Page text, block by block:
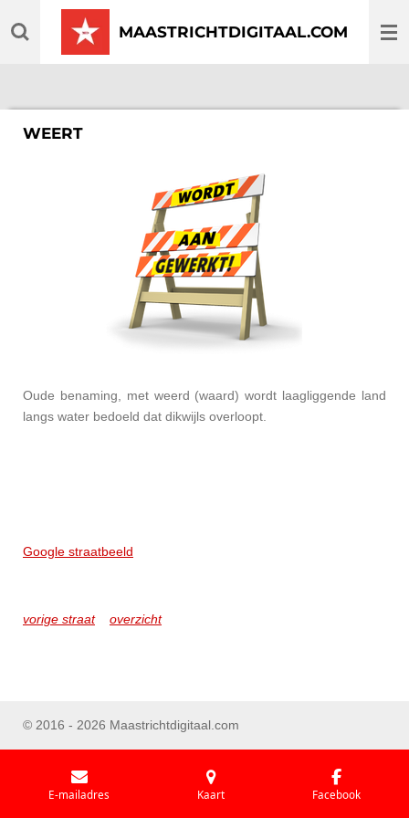
direct
MAASTRICHTDIGITAAL.COM
WEERT
Oude benaming, met weerd (waard) wordt laagliggende land
langs water bedoeld dat dikwijls overloopt.
Google straatbeeld
vorige straat overzicht
© 2016 - 2026 Maastrichtdigitaal.com
E-mailadres Kaart Facebook